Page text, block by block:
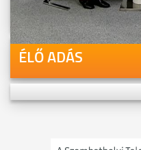
ÉLŐ ADÁS